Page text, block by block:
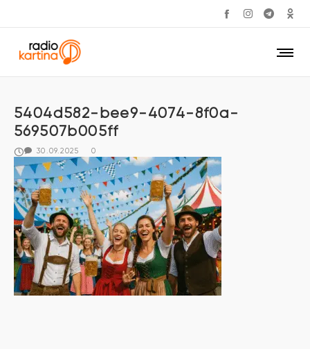
5404d582-bee9-4074-8f0a-
569507b005ff
30.09.2025 0